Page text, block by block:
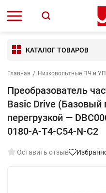
КАТАЛОГ ТОВАРОВ
Главная / Низковольтные ПЧ и
Преобразователь
Basic Drive (Базовый
перегрузкой —
0180-A-T4-С54-N-С2
Оставить отзыв